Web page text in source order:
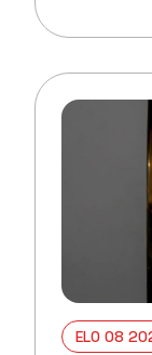
Lue lisää
ELO 08